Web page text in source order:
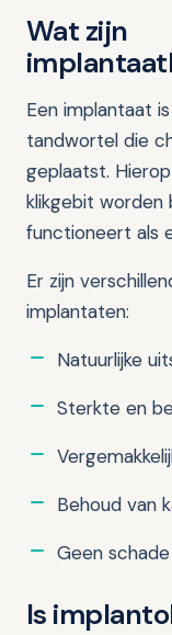
Wat zijn
Een implantaat
tandwortel die
geplaatst.
klikgebit worden
functioneert als
Er zijn
implantaten:
Natuurlijke
Sterkte en
Behoud van
Geen
Is